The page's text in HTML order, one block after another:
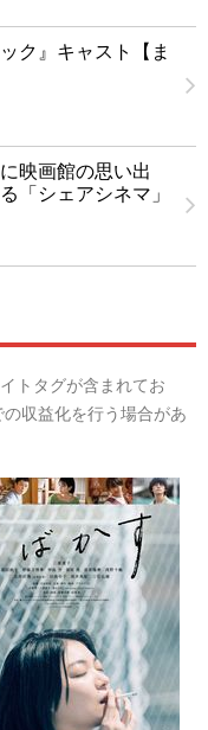
ク』キャスト【ま
映画館の思い出
「シェアシネマ」
トタグが含まれてお
収益化を行う場合があ